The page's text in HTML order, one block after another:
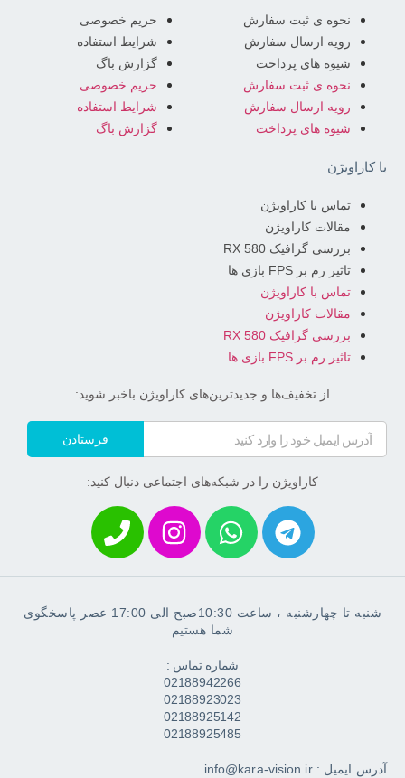
نحوه ی ثبت سفارش
رویه ارسال سفارش
شیوه های پرداخت
نحوه ی ثبت سفارش
رویه ارسال سفارش
شیوه های پرداخت
حریم خصوصی
شرایط استفاده
گزارش باگ
حریم خصوصی
شرایط استفاده
گزارش باگ
با کاراویژن
تماس با کاراویژن
مقالات کاراویژن
بررسی گرافیک RX 580
تاثیر رم بر FPS بازی ها
تماس با کاراویژن
مقالات کاراویژن
بررسی گرافیک RX 580
تاثیر رم بر FPS بازی ها
از تخفیف‌ها و جدیدترین‌های کاراویژن باخبر شوید:
فرستادن
کاراویژن را در شبکه‌های اجتماعی دنبال کنید:
شنبه تا چهارشنبه ، ساعت 10:30صبح الی 17:00 عصر پاسخگوی
شما هستیم
شماره تماس :
02188942266
02188923023
02188925142
02188925485
آدرس ایمیل : info@kara-vision.ir